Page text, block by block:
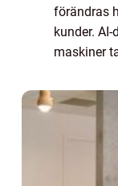
förändras
kunder.
maskiner